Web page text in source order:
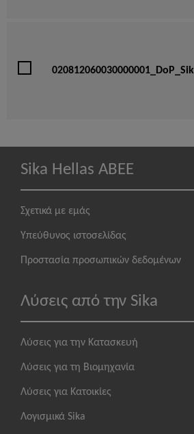
Sika Hellas ABEE
Σχετικά με εμάς
Υπεύθυνος ιστοσελίδας
Προστασία προσωπικών δεδομένων
Λύσεις από την Sika
Λύσεις για την Κατασκευή
Λύσεις για τη Βιομηχανία
Λύσεις για Κατοικίες
Λογισμικά Sika